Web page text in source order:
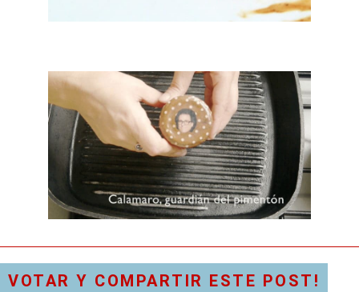
VOTAR Y COMPARTIR ESTE POST!